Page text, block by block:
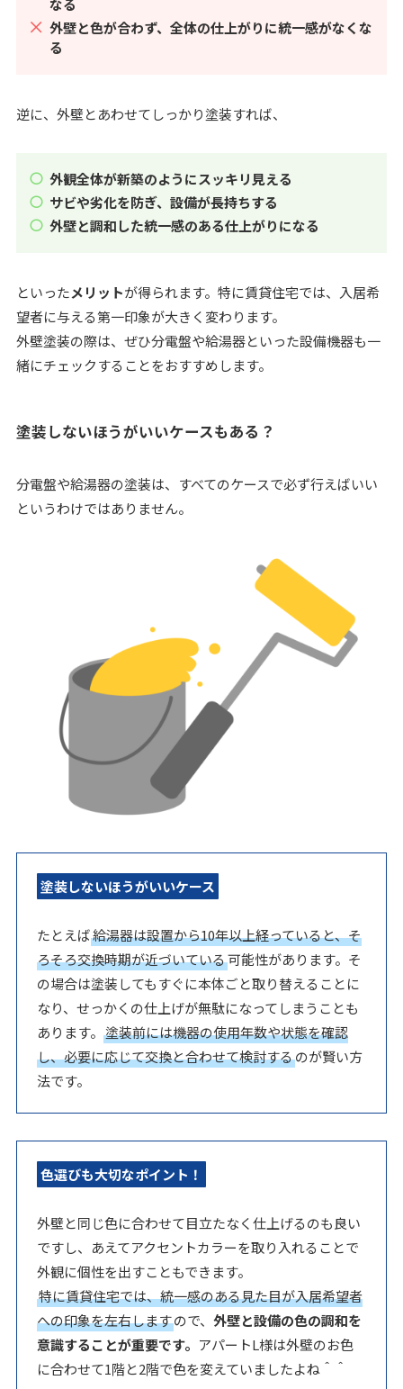
なる
外壁と色が合わず、全体の仕上がりに統一感がなくな
る
逆に、外壁とあわせてしっかり塗装すれば、
外観全体が新築のようにスッキリ見える
サビや劣化を防ぎ、設備が長持ちする
外壁と調和した統一感のある仕上がりになる
といったメリットが得られます。特に賃貸住宅では、入居希
望者に与える第一印象が大きく変わります。
外壁塗装の際は、ぜひ分電盤や給湯器といった設備機器も一
緒にチェックすることをおすすめします。
塗装しないほうがいいケースもある？
分電盤や給湯器の塗装は、すべてのケースで必ず行えばいい
というわけではありません。
塗装しないほうがいいケース
たとえば給湯器は設置から10年以上経っていると、そ
ろそろ交換時期が近づいている可能性があります。そ
の場合は塗装してもすぐに本体ごと取り替えることに
なり、せっかくの仕上げが無駄になってしまうことも
あります。塗装前には機器の使用年数や状態を確認
し、必要に応じて交換と合わせて検討するのが賢い方
法です。
色選びも大切なポイント！
外壁と同じ色に合わせて目立たなく仕上げるのも良い
ですし、あえてアクセントカラーを取り入れることで
外観に個性を出すこともできます。
特に賃貸住宅では、統一感のある見た目が入居希望者
への印象を左右しますので、外壁と設備の色の調和を
意識することが重要です。 アパートL様は外壁のお色
に合わせて1階と2階で色を変えていましたよね＾＾